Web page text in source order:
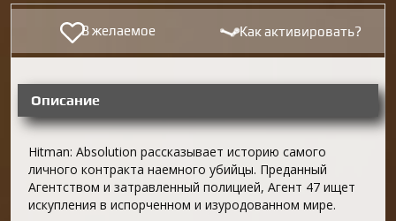
В желаемое Как активировать?
Описание
Hitman: Absolution рассказывает историю самого
личного контракта наемного убийцы. Преданный
Агентством и затравленный полицией, Агент 47 ищет
искупления в испорченном и изуродованном мире.